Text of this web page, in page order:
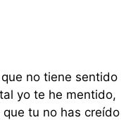
no tiene sentido
yo te he mentido,
tu no has creído